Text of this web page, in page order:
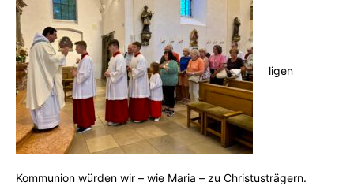
ligen
Kommunion würden wir – wie Maria – zu Christusträgern.